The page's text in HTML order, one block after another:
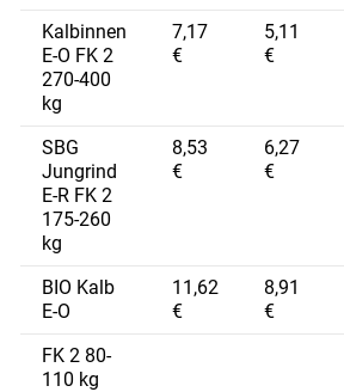
Kalbinnen
E-O FK 2
270-400
kg
7,17
€
5,11
€
SBG
Jungrind
E-R FK 2
175-260
kg
8,53
€
6,27
€
BIO Kalb
E-O
11,62
€
8,91
€
FK 2 80-
110 kg